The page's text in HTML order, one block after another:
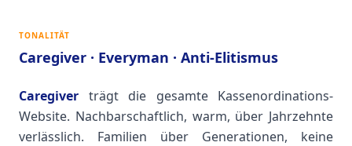
TONALITÄT
Caregiver · Everyman · Anti-Elitismus
Caregiver trägt die gesamte Kassenordinations-
Website. Nachbarschaftlich, warm, über Jahrzehnte
verlässlich. Familien über Generationen, keine